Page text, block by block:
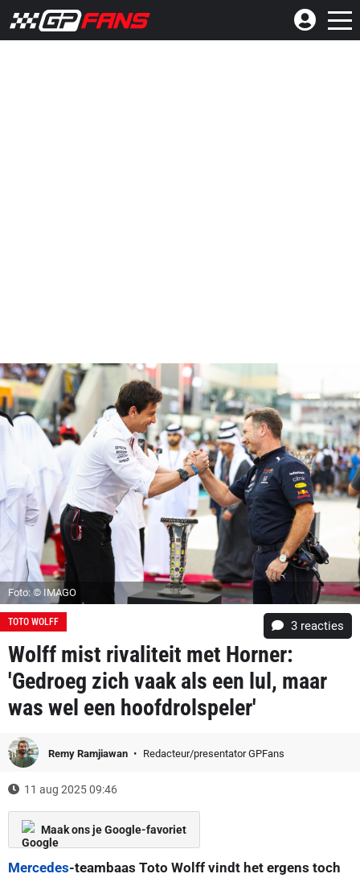
Foto: © IMAGO
TOTO WOLFF 3 reacties
Wolff mist rivaliteit met Horner:
'Gedroeg zich vaak als een lul, maar
was wel een hoofdrolspeler'
Remy Ramjiawan Redacteur/presentator GPFans
11 aug 2025 09:46
Maak ons je Google-favoriet
Mercedes-teambaas Toto Wolff vindt het ergens toch